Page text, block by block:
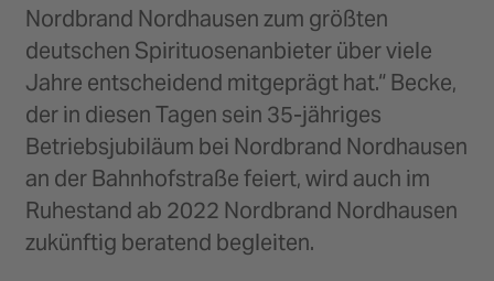
Nordbrand Nordhausen zum größten
deutschen Spirituosenanbieter über viele
Jahre entscheidend mitgeprägt hat.“ Becke,
der in diesen Tagen sein 35-jähriges
Betriebsjubiläum bei Nordbrand Nordhausen
an der Bahnhofstraße feiert, wird auch im
Ruhestand ab 2022 Nordbrand Nordhausen
zukünftig beratend begleiten.